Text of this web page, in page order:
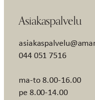
Asiakaspalvelu
044 051 7516
ma-to 8.00-16.00
pe 8.00-14.00